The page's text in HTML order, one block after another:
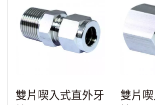
雙片喫入式直外牙
雙片